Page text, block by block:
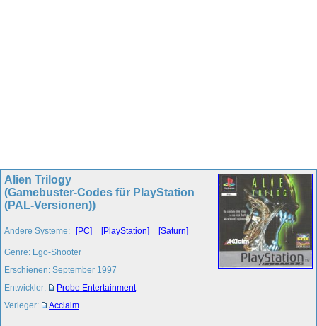
Alien Trilogy
(Gamebuster-Codes für PlayStation
(PAL-Versionen))
Andere Systeme: [PC] [PlayStation] [Saturn]
Genre: Ego-Shooter
Erschienen: September 1997
Entwickler:
Probe Entertainment
Verleger:
Acclaim